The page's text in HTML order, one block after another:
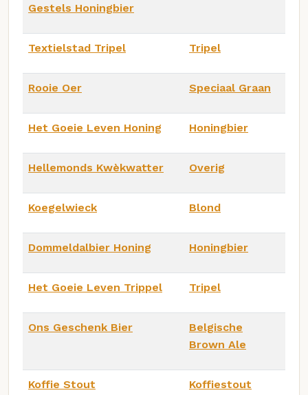
Gestels Honingbier
Textielstad Tripel Tripel
Rooie Oer Speciaal Graan
Het Goeie Leven Honing Honingbier
Hellemonds Kwèkwatter Overig
Koegelwieck Blond
Dommeldalbier Honing Honingbier
Het Goeie Leven Trippel Tripel
Ons Geschenk Bier
Belgische
Brown Ale
Koffie Stout Koffiestout